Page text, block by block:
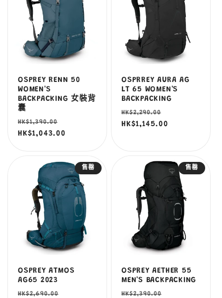
OSPREY RENN 50
WOMEN'S
BACKPACKING 女裝背
囊
定
價
HK$1,390.00
價
HK$1,043.00
OSPRREY AURA AG
LT 65 WOMEN'S
BACKPACKING
定
價
HK$2,290.00
價
HK$1,145.00
售罄
OSPREY ATMOS
AG65 2023
定
HK$2,690.00
售罄
OSPREY AETHER 55
MEN'S BACKPACKING
定
HK$2,390.00